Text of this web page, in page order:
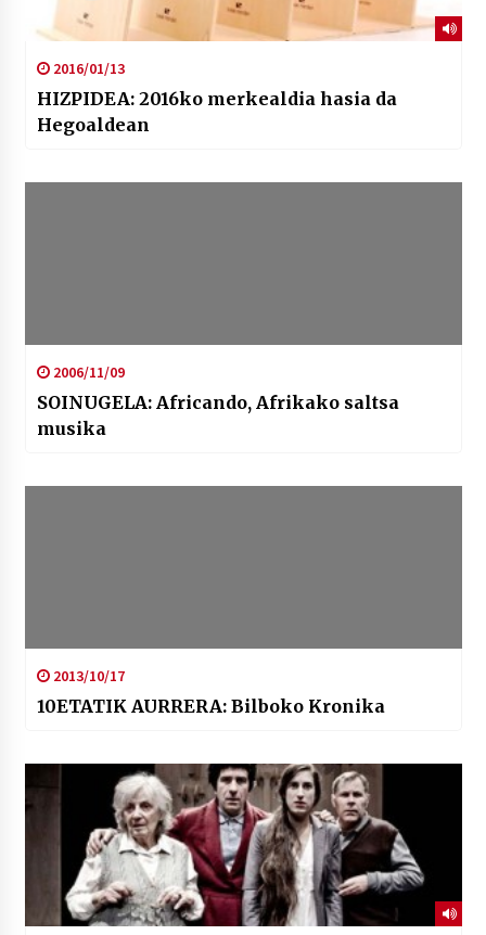
2016/01/13
HIZPIDEA: 2016ko merkealdia hasia da
Hegoaldean
2006/11/09
SOINUGELA: Africando, Afrikako saltsa
musika
2013/10/17
10ETATIK AURRERA: Bilboko Kronika